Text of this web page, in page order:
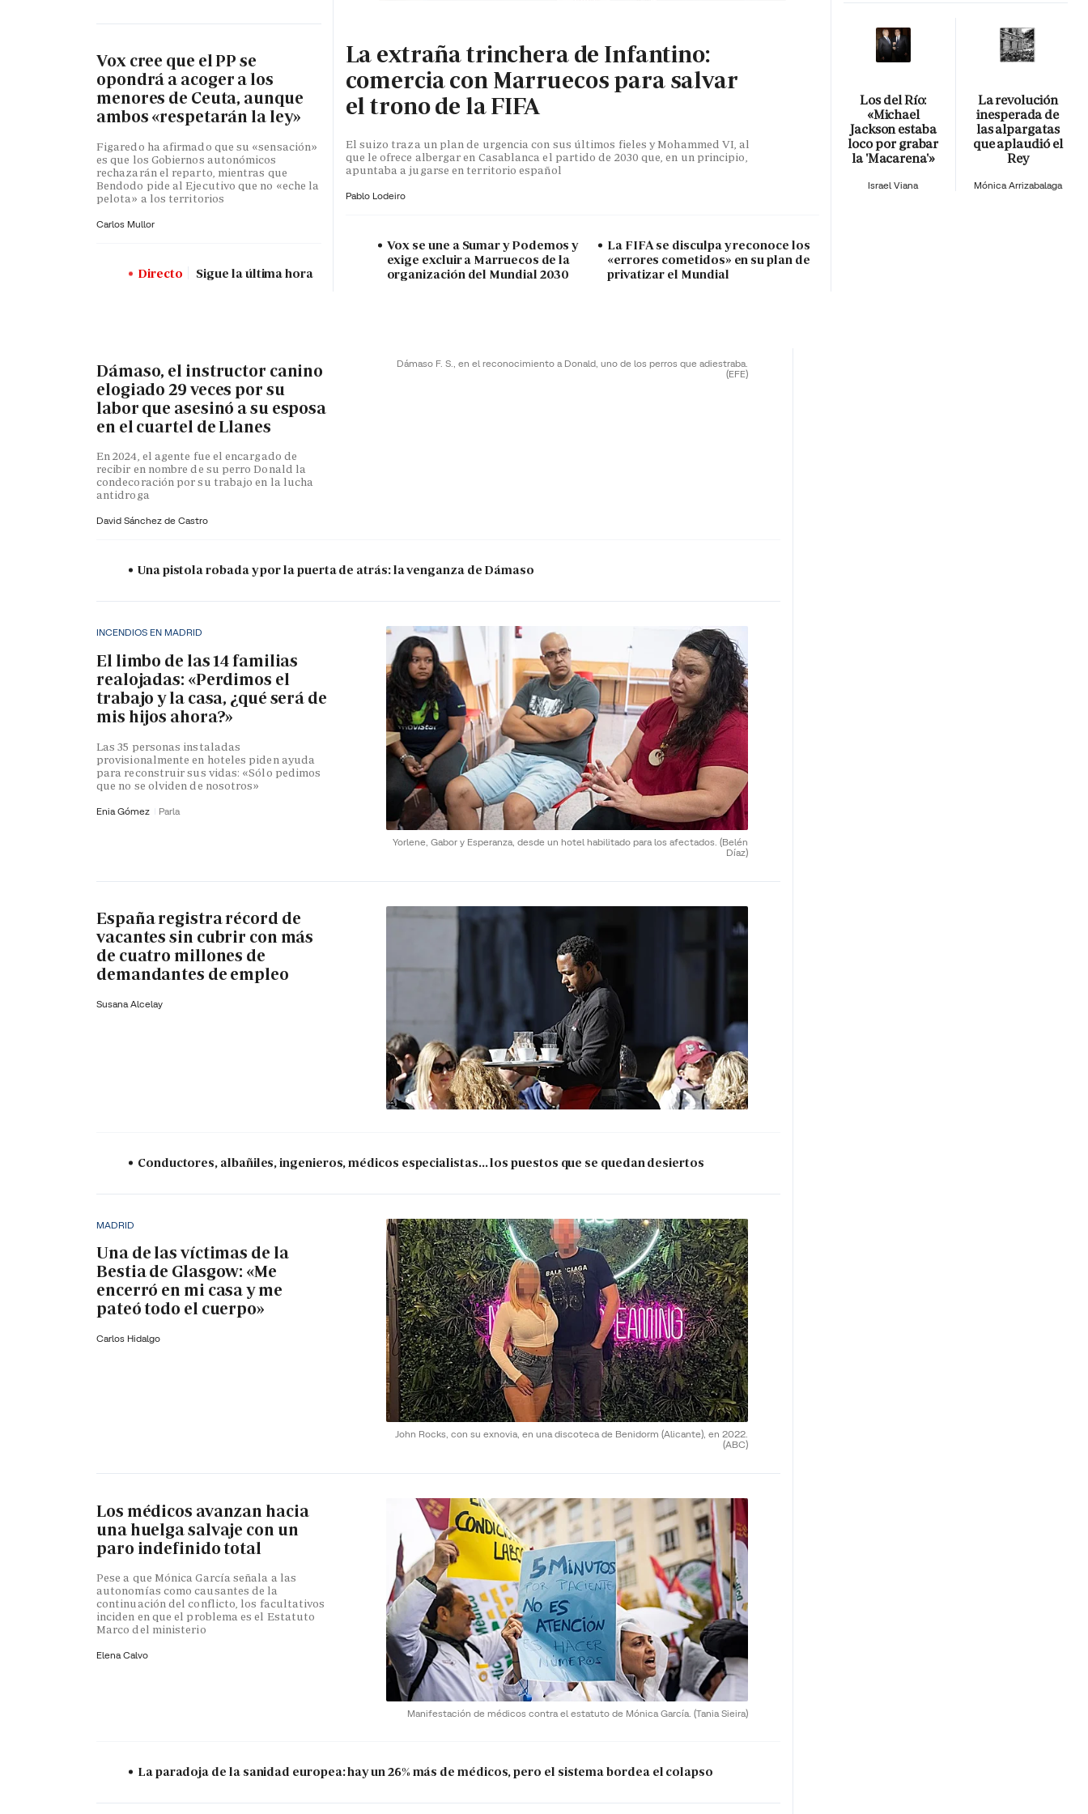
Vox cree que el PP se
opondrá a acoger a los
menores de Ceuta, aunque
ambos «respetarán la ley»
Figaredo ha afirmado que su «sensación»
es que los Gobiernos autonómicos
rechazarán el reparto, mientras que
Bendodo pide al Ejecutivo que no «eche la
pelota» a los territorios
Carlos Mullor
Directo Sigue la última hora
La extraña trinchera de Infantino:
comercia con Marruecos para salvar
el trono de la FIFA
El suizo traza un plan de urgencia con sus últimos fieles y Mohammed VI, al
que le ofrece albergar en Casablanca el partido de 2030 que, en un principio,
apuntaba a jugarse en territorio español
Pablo Lodeiro
Vox se une a Sumar y Podemos y
exige excluir a Marruecos de la
organización del Mundial 2030
La FIFA se disculpa y reconoce los
«errores cometidos» en su plan de
privatizar el Mundial
Los del Río:
«Michael
Jackson estaba
loco por grabar
la 'Macarena'»
Israel Viana
La revolución
inesperada de
las alpargatas
que aplaudió el
Rey
Mónica Arrizabalaga
Dámaso F. S., en el reconocimiento a Donald, uno de los perros que adiestraba.
(EFE)
Dámaso, el instructor canino
elogiado 29 veces por su
labor que asesinó a su esposa
en el cuartel de Llanes
En 2024, el agente fue el encargado de
recibir en nombre de su perro Donald la
condecoración por su trabajo en la lucha
antidroga
David Sánchez de Castro
Una pistola robada y por la puerta de atrás: la venganza de Dámaso
Yorlene, Gabor y Esperanza, desde un hotel habilitado para los afectados. (Belén
Díaz)
INCENDIOS EN MADRID
El limbo de las 14 familias
realojadas: «Perdimos el
trabajo y la casa, ¿qué será de
mis hijos ahora?»
Las 35 personas instaladas
provisionalmente en hoteles piden ayuda
para reconstruir sus vidas: «Sólo pedimos
que no se olviden de nosotros»
Enia Gómez Parla
España registra récord de
vacantes sin cubrir con más
de cuatro millones de
demandantes de empleo
Susana Alcelay
Conductores, albañiles, ingenieros, médicos especialistas... los puestos que se quedan desiertos
John Rocks, con su exnovia, en una discoteca de Benidorm (Alicante), en 2022.
(ABC)
MADRID
Una de las víctimas de la
Bestia de Glasgow: «Me
encerró en mi casa y me
pateó todo el cuerpo»
Carlos Hidalgo
Manifestación de médicos contra el estatuto de Mónica García. (Tania Sieira)
Los médicos avanzan hacia
una huelga salvaje con un
paro indefinido total
Pese a que Mónica García señala a las
autonomías como causantes de la
continuación del conflicto, los facultativos
inciden en que el problema es el Estatuto
Marco del ministerio
Elena Calvo
La paradoja de la sanidad europea: hay un 26% más de médicos, pero el sistema bordea el colapso